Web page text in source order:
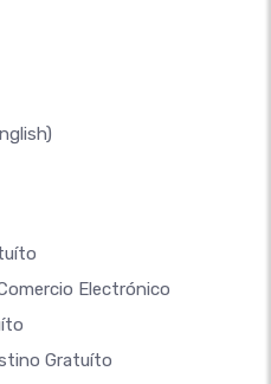
Electrónico
Gratuíto